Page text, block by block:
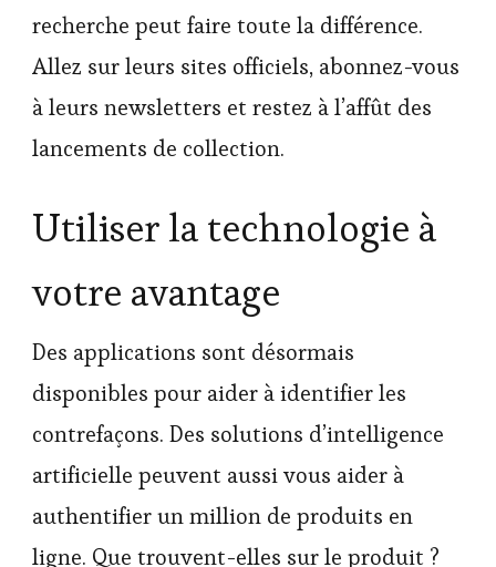
recherche peut faire toute la différence.
Allez sur leurs sites officiels, abonnez-vous
à leurs newsletters et restez à l’affût des
lancements de collection.
Utiliser la technologie à
votre avantage
Des applications sont désormais
disponibles pour aider à identifier les
contrefaçons. Des solutions d’intelligence
artificielle peuvent aussi vous aider à
authentifier un million de produits en
ligne. Que trouvent-elles sur le produit ?